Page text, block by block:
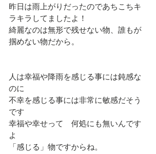
昨日は雨上がりだったのであちこちキ
ラキラしてましたよ！
綺麗なのは無形で残せない物、誰もが
掴めない物だから。
人は幸福や降雨を感じる事には鈍感な
のに
不幸を感じる事には非常に敏感だそう
です
幸福や幸せって　何処にも無いんです
よ
「感じる」物ですからね。